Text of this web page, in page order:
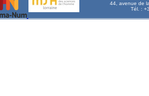
44, avenue de
Tél. :